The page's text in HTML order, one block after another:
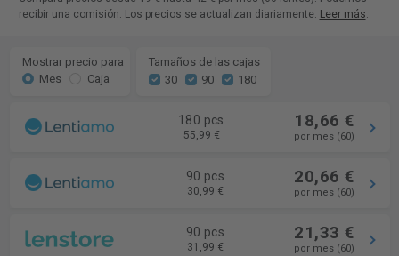
recibir una comisión. Los precios se actualizan diariamente. Leer más.
Mostrar precio para
Mes
Caja
Tamaños de las cajas
30
90 180
180 pcs
55,99 €
18,66 €
por mes (60)
90 pcs
30,99 €
20,66 €
por mes (60)
90 pcs
31,99 €
21,33 €
por mes (60)